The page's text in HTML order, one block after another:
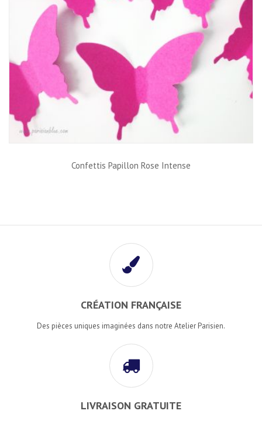
Confettis Papillon Rose Intense
CRÉATION FRANÇAISE
Des pièces uniques imaginées dans notre Atelier Parisien.
LIVRAISON GRATUITE